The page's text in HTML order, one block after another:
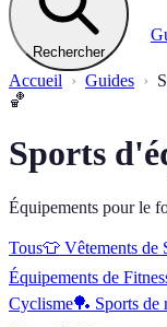
Rechercher
Accueil Guides
🏀
Sports
Équipements pour le
Tous👕 Vêtements de
Équipements de
Cyclisme🏓 Sports de